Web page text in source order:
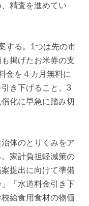
精査を進めてい
する。1つは先の市
掲げたお米券の支
金を４カ月無料に
き下げること。3
化に早急に踏み切
体のとりくみをア
家計負担軽減策の
提出に向けて準備
「水道料金引き下
給食用食材の物価